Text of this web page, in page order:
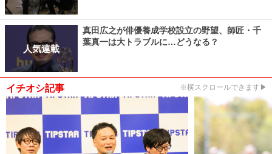
人気連載
真田広之が俳優養成学校設立の野望、師匠・千
葉真一は大トラブルに…どうなる？
イチオシ記事 ※横スクロールできます▶